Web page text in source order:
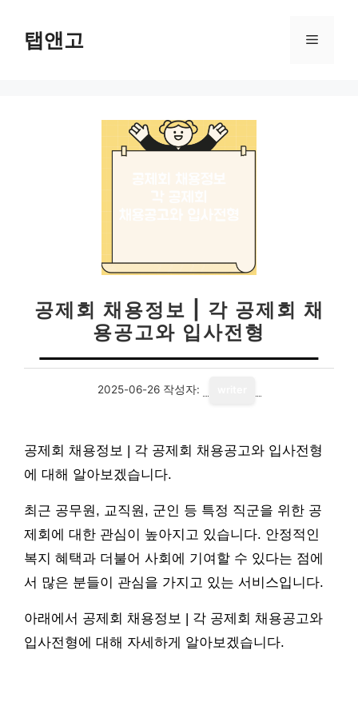
탭앤고 메
공제회 채용정보 | 각 공제회 채
용공고와 입사전형
2025-06-26 작성자:
공제회 채용정보 | 각 공제회 채용공고와 입사전형
에 대해 알아보겠습니다.
최근 공무원, 교직원, 군인 등 특정 직군을 위한 공
제회에 대한 관심이 높아지고 있습니다. 안정적인
복지 혜택과 더불어 사회에 기여할 수 있다는 점에
서 많은 분들이 관심을 가지고 있는 서비스입니다.
아래에서 공제회 채용정보 | 각 공제회 채용공고와
입사전형에 대해 자세하게 알아보겠습니다.